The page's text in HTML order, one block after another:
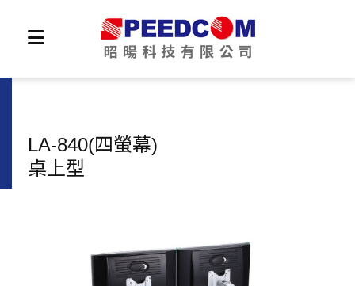
LA-840(四螢幕)
桌上型